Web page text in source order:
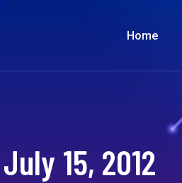
Home
July 15, 2012